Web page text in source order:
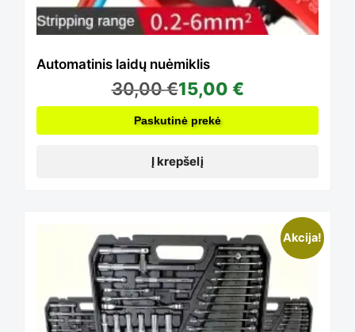
page
Automatinis laidų nuėmiklis
30,00€15,00 €
Paskutinė prekė
Į krepšelį
Akcija!
This
product